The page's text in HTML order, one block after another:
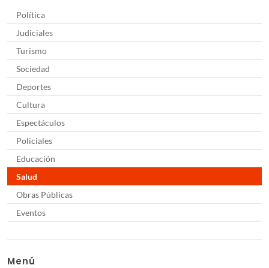
Política
Judiciales
Turismo
Sociedad
Deportes
Cultura
Espectáculos
Policiales
Educación
Salud
Obras Públicas
Eventos
Menú